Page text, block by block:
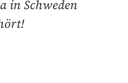
in Schweden